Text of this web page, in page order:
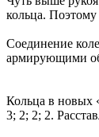
кольца.
Соединение
армирующими
Кольца в новых
3; 2; 2; 2.